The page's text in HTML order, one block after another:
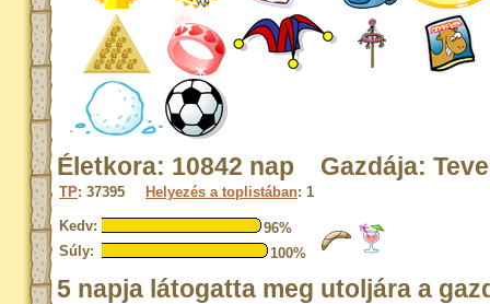
Életkora: 10842 nap Gazdája:
TP: 37395 Helyezés a toplistában: 1
Kedv:
96%
Súly:
100%
5 napja látogatta meg utoljára a